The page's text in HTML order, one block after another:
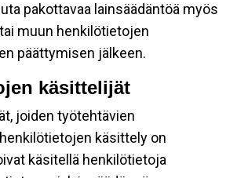
pakottavaa lainsäädäntöä myös
muun henkilötietojen
päättymisen jälkeen.
käsittelijät
joiden työtehtävien
käsittely on
käsitellä henkilötietoja